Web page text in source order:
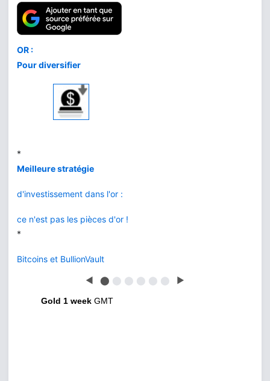
Comment acheter
au meilleur prix
vs BullionVault
*
◀ ⬤ ⬤ ⬤ ⬤ ⬤ ⬤ ▶
Gold 1 week GMT